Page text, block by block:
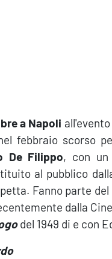
a Napoli
febbraio scorso
De Filippo, con un
al pubblico
Fanno parte
dalla
del 1949 di e con